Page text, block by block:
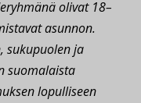
olivat 18–
asunnon.
sukupuolen ja
suomalaista
lopulliseen